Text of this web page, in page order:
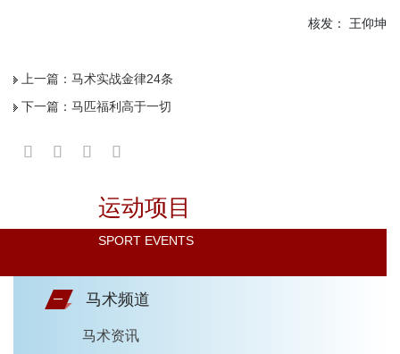
运动项目
SPORT EVENTS
马术频道
马术资讯
核发： 王仰坤
上一篇： 马术实战金律24条
下一篇： 马匹福利高于一切